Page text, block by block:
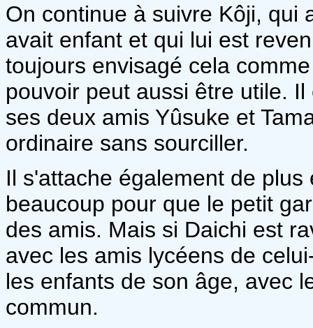
On continue à suivre Kôji, qui
avait enfant et qui lui est
toujours envisagé cela
pouvoir peut aussi être utile.
ses deux amis Yûsuke et
ordinaire sans sourciller.
Il s'attache également de
beaucoup pour que le petit
des amis. Mais si Daichi est
avec les amis lycéens de
les enfants de son âge, avec
commun.